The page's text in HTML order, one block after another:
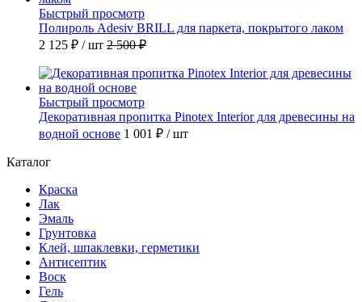
Быстрый просмотр
Полироль Adesiv BRILL для паркета, покрытого лаком
2 125 ₽ / шт 2 500 ₽
Быстрый просмотр
Декоративная пропитка Pinotex Interior для древесины на
водной основе 1 001 ₽ / шт
Каталог
Краска
Лак
Эмаль
Грунтовка
Клей, шпаклевки, герметики
Антисептик
Воск
Гель